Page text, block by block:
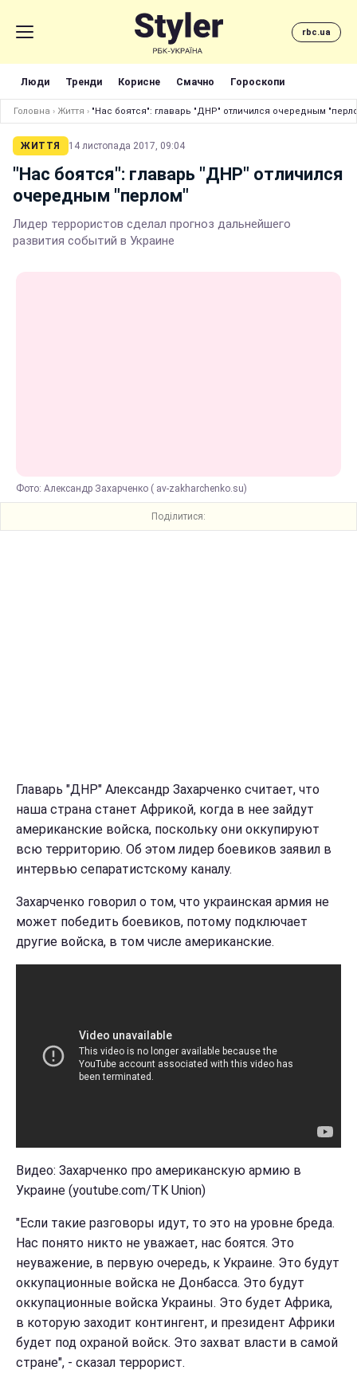
rbc.ua
Люди Тренди Корисне Смачно Гороскопи
Головна › Життя › "Нас боятся": главарь "ДНР" отличился очередным
ЖИТТЯ 14 листопада 2017, 09:04
"Нас боятся": главарь "ДНР" отличился
очередным "перлом"
Лидер террористов сделал прогноз дальнейшего
развития событий в Украине
Фото: Александр Захарченко ( av-zakharchenko.su)
Поділитися:
Главарь "ДНР" Александр Захарченко считает, что
наша страна станет Африкой, когда в нее зайдут
американские войска, поскольку они оккупируют
всю территорию. Об этом лидер боевиков заявил в
интервью сепаратистскому каналу.
Захарченко говорил о том, что украинская армия не
может победить боевиков, потому подключает
другие войска, в том числе американские.
Видео: Захарченко про американскую армию в
Украине (youtube.com/TK Union)
"Если такие разговоры идут, то это на уровне бреда.
Нас понято никто не уважает, нас боятся. Это
неуважение, в первую очередь, к Украине. Это будут
оккупационные войска не Донбасса. Это будут
оккупационные войска Украины. Это будет Африка,
в которую заходит контингент, и президент Африки
будет под охраной войск. Это захват власти в самой
стране", - сказал террорист.